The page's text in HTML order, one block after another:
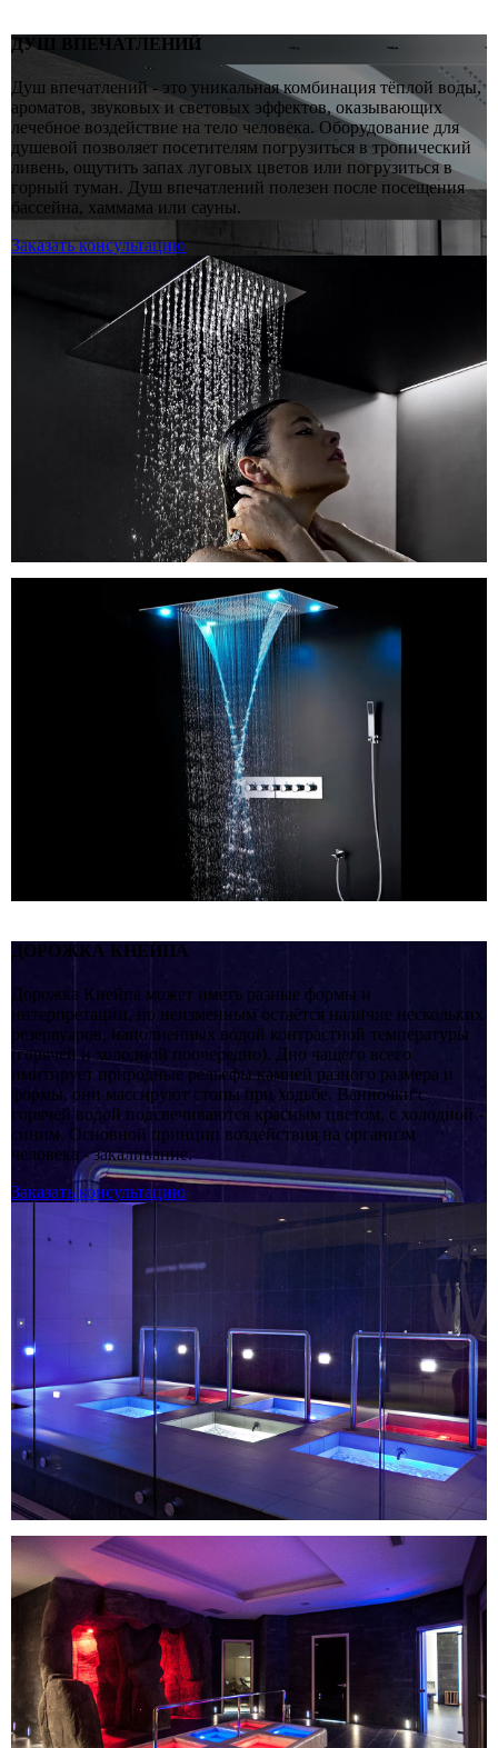
ДУШ ВПЕЧАТЛЕНИЙ
Душ впечатлений - это уникальная комбинация тёплой воды,
ароматов, звуковых и световых эффектов, оказывающих
лечебное воздействие на тело человека. Оборудование для
душевой позволяет посетителям погрузиться в тропический
ливень, ощутить запах луговых цветов или погрузиться в
горный туман. Душ впечатлений полезен после посещения
бассейна, хаммама или сауны.
Заказать консультацию
ДОРОЖКА КНЕЙПА
Дорожка Кнейпа может иметь разные формы и
интерпретации, но неизменным остаётся наличие нескольких
резервуаров, наполненных водой контрастной температуры
(горячей и холодной поочередно). Дно чащего всего
имитирует природные рельефы камней разного размера и
формы, они массируют стопы при ходьбе. Ванночки с
горячей водой подсвечиваются красным цветом, с холодной -
синим. Основной принцип воздействия на организм
человека - закаливание.
Заказать консультацию